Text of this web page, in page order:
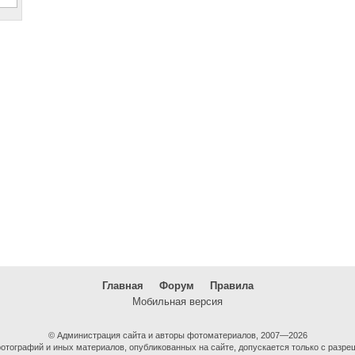
Главная Форум
Правила
Мобильная версия
© Администрация сайта и авторы фотоматериалов, 2007—2026
и иных материалов, опубликованных на сайте, допускается только с